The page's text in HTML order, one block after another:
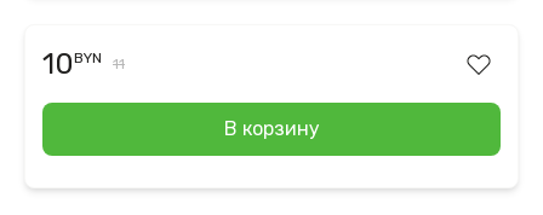
10BYN 11
В корзину